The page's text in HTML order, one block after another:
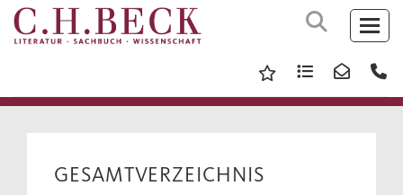
GESAMTVERZEICHNIS